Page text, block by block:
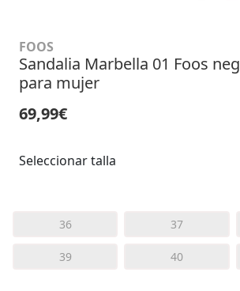
FOOS
Sandalia Marbella 01 Foos
para mujer
69,99€
Seleccionar talla
36 37
39 40